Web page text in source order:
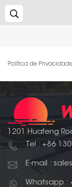
Política de
1201 Huafeng
Tel : +86
E-mail :
Whatsapp :